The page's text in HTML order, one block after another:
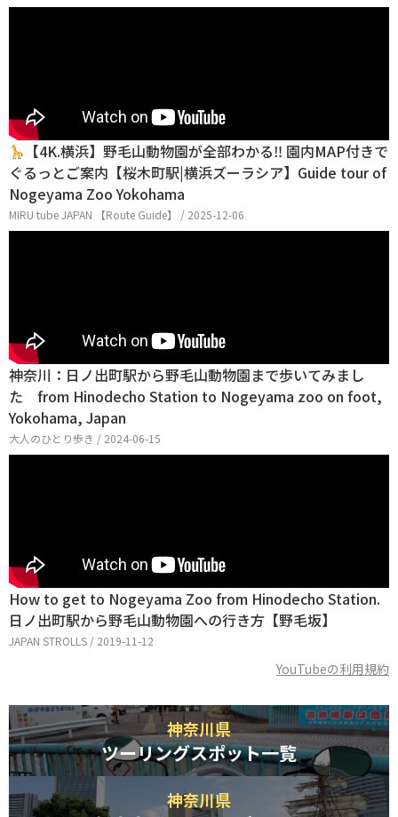
【4K.横浜】野毛山動物園が全部わかる‼︎ 園内MAP付きで
ぐるっとご案内【桜木町駅|横浜ズーラシア】Guide tour of
Nogeyama Zoo Yokohama
MIRU tube JAPAN 【Route Guide】 / 2025-12-06
神奈川：日ノ出町駅から野毛山動物園まで歩いてみまし
た from Hinodecho Station to Nogeyama zoo on foot,
Yokohama, Japan
大人のひとり歩き / 2024-06-15
How to get to Nogeyama Zoo from Hinodecho Station.
日ノ出町駅から野毛山動物園への行き方【野毛坂】
JAPAN STROLLS / 2019-11-12
YouTubeの利用規約
神奈川県
ツーリングスポット一覧
神奈川県